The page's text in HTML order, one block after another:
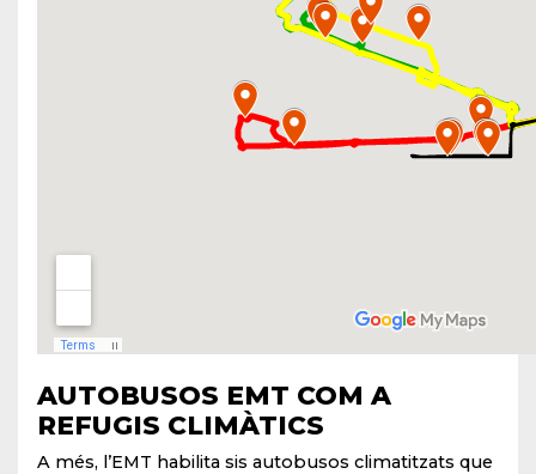
AUTOBUSOS EMT COM A
REFUGIS CLIMÀTICS
A més, l’EMT habilita sis autobusos climatitzats que